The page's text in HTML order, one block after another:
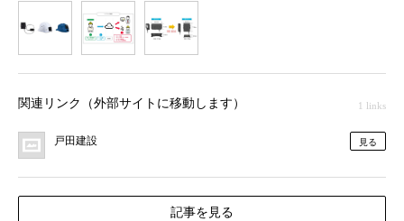
関連リンク（外部サイトに移動します） 1 links
戸田建設 見る
記事を見る